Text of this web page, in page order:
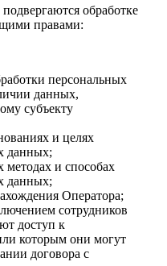
обработке
правами:
персональных
данных,
субъекту
и целях
данных;
и способах
данных;
Оператора;
сотрудников
доступ к
которым они могут
договора с